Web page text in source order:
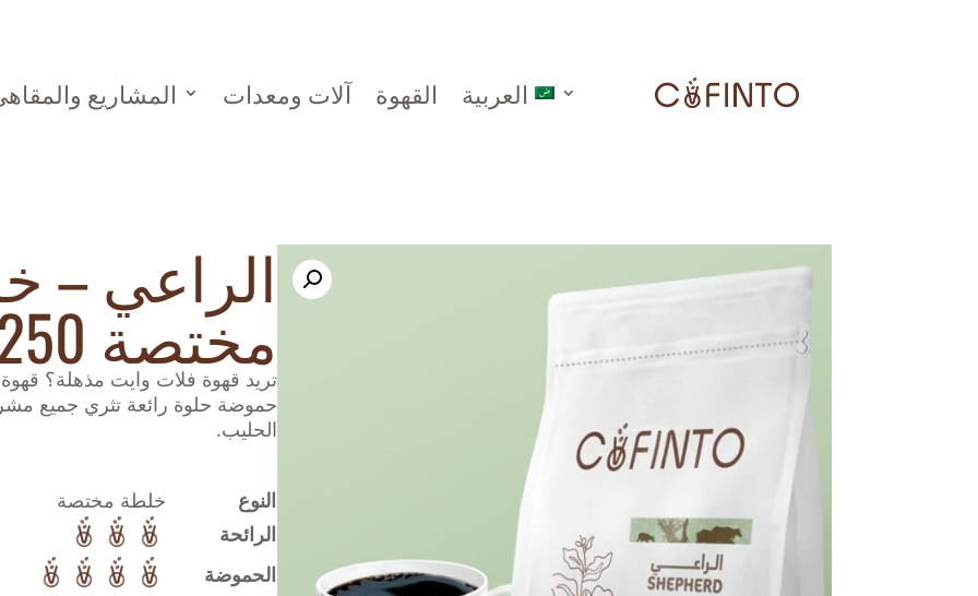
العربية القهوة آلات ومعدات المشاريع
الراعي –
مختصة 250 جرام
تريد قهوة فلات وايت مذهلة؟
حموضة حلوة رائعة تثري جميع
الحليب.
النوع
خلطة مختصة
الرائحة
الحموضة